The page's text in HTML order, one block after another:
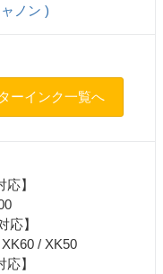
ノン )
ーインク一覧へ
】
応】
/ XK50
】